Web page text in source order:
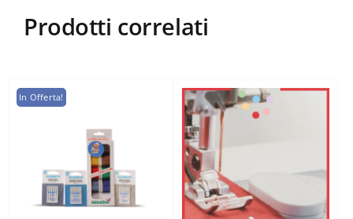
Prodotti correlati
In Offerta!